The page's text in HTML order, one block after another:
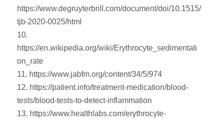
https://www.degruyterbrill.com/document/doi/10.1515/
tjb-2020-0025/html
10.
https://en.wikipedia.org/wiki/Erythrocyte_sedimentati
on_rate
11. https://www.jabfm.org/content/34/5/974
12. https://patient.info/treatment-medication/blood-
tests/blood-tests-to-detect-inflammation
13. https://www.healthlabs.com/erythrocyte-